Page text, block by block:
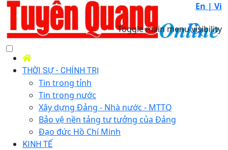
En | Vi
Toggle main menu visibility
THỜI SỰ - CHÍNH TRỊ
Tin trong tỉnh
Tin trong nước
Xây dựng Đảng - Nhà nước - MTTQ
Bảo vệ nền tảng tư tưởng của Đảng
Đạo đức Hồ Chí Minh
KINH TẾ